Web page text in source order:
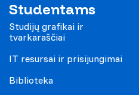
Studentams
Studijų grafikai ir
tvarkaraščiai
IT resursai ir prisijungimai
Biblioteka